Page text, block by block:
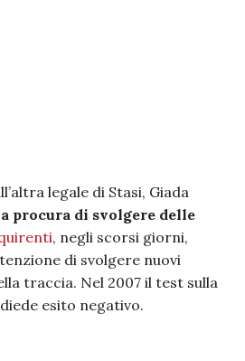
legale di Stasi, Giada
procura di svolgere delle
, negli scorsi giorni,
di svolgere nuovi
traccia. Nel 2007 il test sulla
esito negativo.